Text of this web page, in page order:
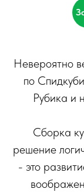
Невероятно
по
Рубика и
Сборка
решение
- это